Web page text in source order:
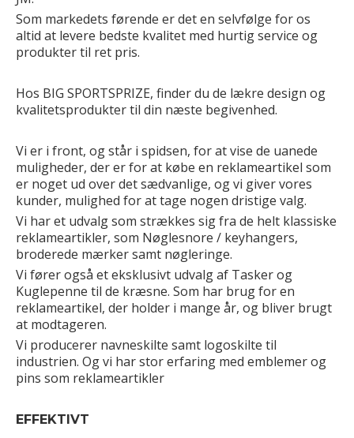
Som markedets førende er det en selvfølge for os
altid at levere bedste kvalitet med hurtig service og
produkter til ret pris.
Hos BIG SPORTSPRIZE, finder du de lækre design og
kvalitetsprodukter til din næste begivenhed.
Vi er i front, og står i spidsen, for at vise de uanede
muligheder, der er for at købe en reklameartikel som
er noget ud over det sædvanlige, og vi giver vores
kunder, mulighed for at tage nogen dristige valg.
Vi har et udvalg som strækkes sig fra de helt klassiske
reklameartikler, som Nøglesnore / keyhangers,
broderede mærker samt nøgleringe.
Vi fører også et eksklusivt udvalg af Tasker og
Kuglepenne til de kræsne. Som har brug for en
reklameartikel, der holder i mange år, og bliver brugt
at modtageren.
Vi producerer navneskilte samt logoskilte til
industrien. Og vi har stor erfaring med emblemer og
pins som reklameartikler
EFFEKTIVT